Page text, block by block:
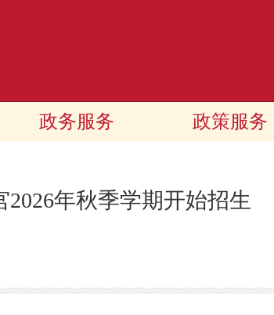
政务服务 政策服务
年秋季学期开始招生